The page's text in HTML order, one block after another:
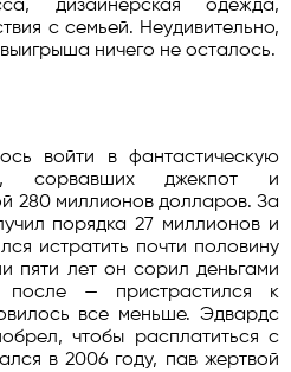
дизайнерская одежда,
с семьей. Неудивительно,
ничего не осталось.
войти в фантастическую
сорвавших джекпот и
280 миллионов долларов. За
порядка 27 миллионов и
истратить почти половину
пяти лет он сорил деньгами
— пристрастился к
все меньше. Эдвардс
чтобы расплатиться с
в 2006 году, пав жертвой